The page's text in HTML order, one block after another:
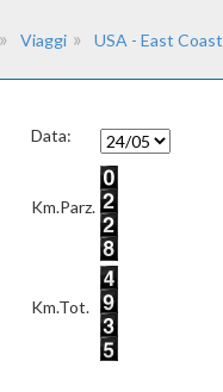
Viaggi USA - East Coast
Data:
Km.Parz.
Km.Tot.